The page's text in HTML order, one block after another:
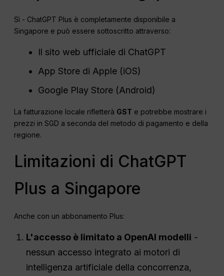
Sì - ChatGPT Plus è completamente disponibile a
Singapore e può essere sottoscritto attraverso:
Il sito web ufficiale di ChatGPT
App Store di Apple (iOS)
Google Play Store (Android)
La fatturazione locale rifletterà GST e potrebbe mostrare i
prezzi in SGD a seconda del metodo di pagamento e della
regione.
Limitazioni di ChatGPT
Plus a Singapore
Anche con un abbonamento Plus:
L'accesso è limitato a OpenAI modelli -
nessun accesso integrato ai motori di
intelligenza artificiale della concorrenza,